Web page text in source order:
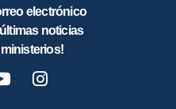
electrónico
noticias